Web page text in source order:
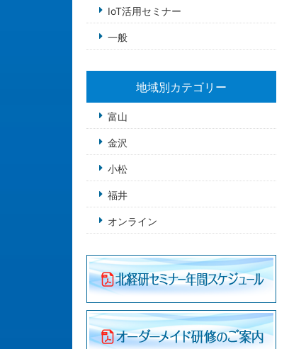
IoT活用セミナー
一般
地域別カテゴリー
富山
金沢
小松
福井
オンライン